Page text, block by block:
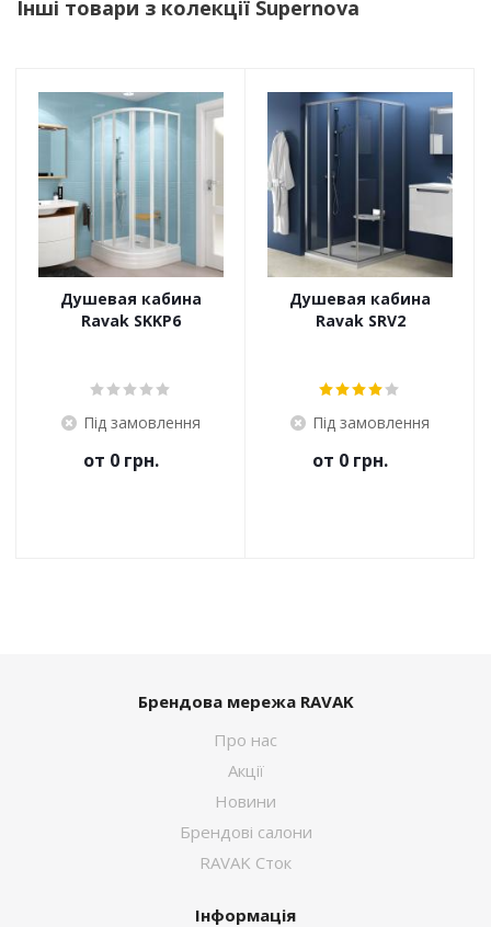
Інші товари з колекції Supernova
Душевая кабина
Ravak SKKP6
Під замовлення
от 0 грн.
Душевая кабина
Ravak SRV2
Під замовлення
от 0 грн.
Брендова мережа RAVAK
Про нас
Акції
Новини
Брендові салони
RAVAK Сток
Інформація